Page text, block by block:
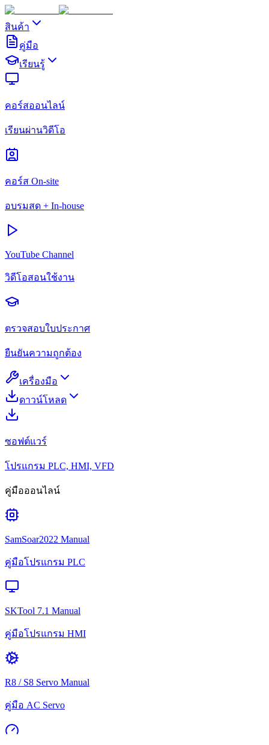
สินค้า
คู่มือ
เรียนรู้
คอร์สออนไลน์
เรียนผ่านวิดีโอ
คอร์ส On-site
อบรมสด + In-house
YouTube Channel
วิดีโอสอนใช้งาน
ตรวจสอบใบประกาศ
ยืนยันความถูกต้อง
เครื่องมือ
ดาวน์โหลด
ซอฟต์แวร์
โปรแกรม PLC, HMI, VFD
คู่มือออนไลน์
SamSoar2022 Manual
คู่มือโปรแกรม PLC
SKTool 7.1 Manual
คู่มือโปรแกรม HMI
R8 / S8 Servo Manual
คู่มือ AC Servo